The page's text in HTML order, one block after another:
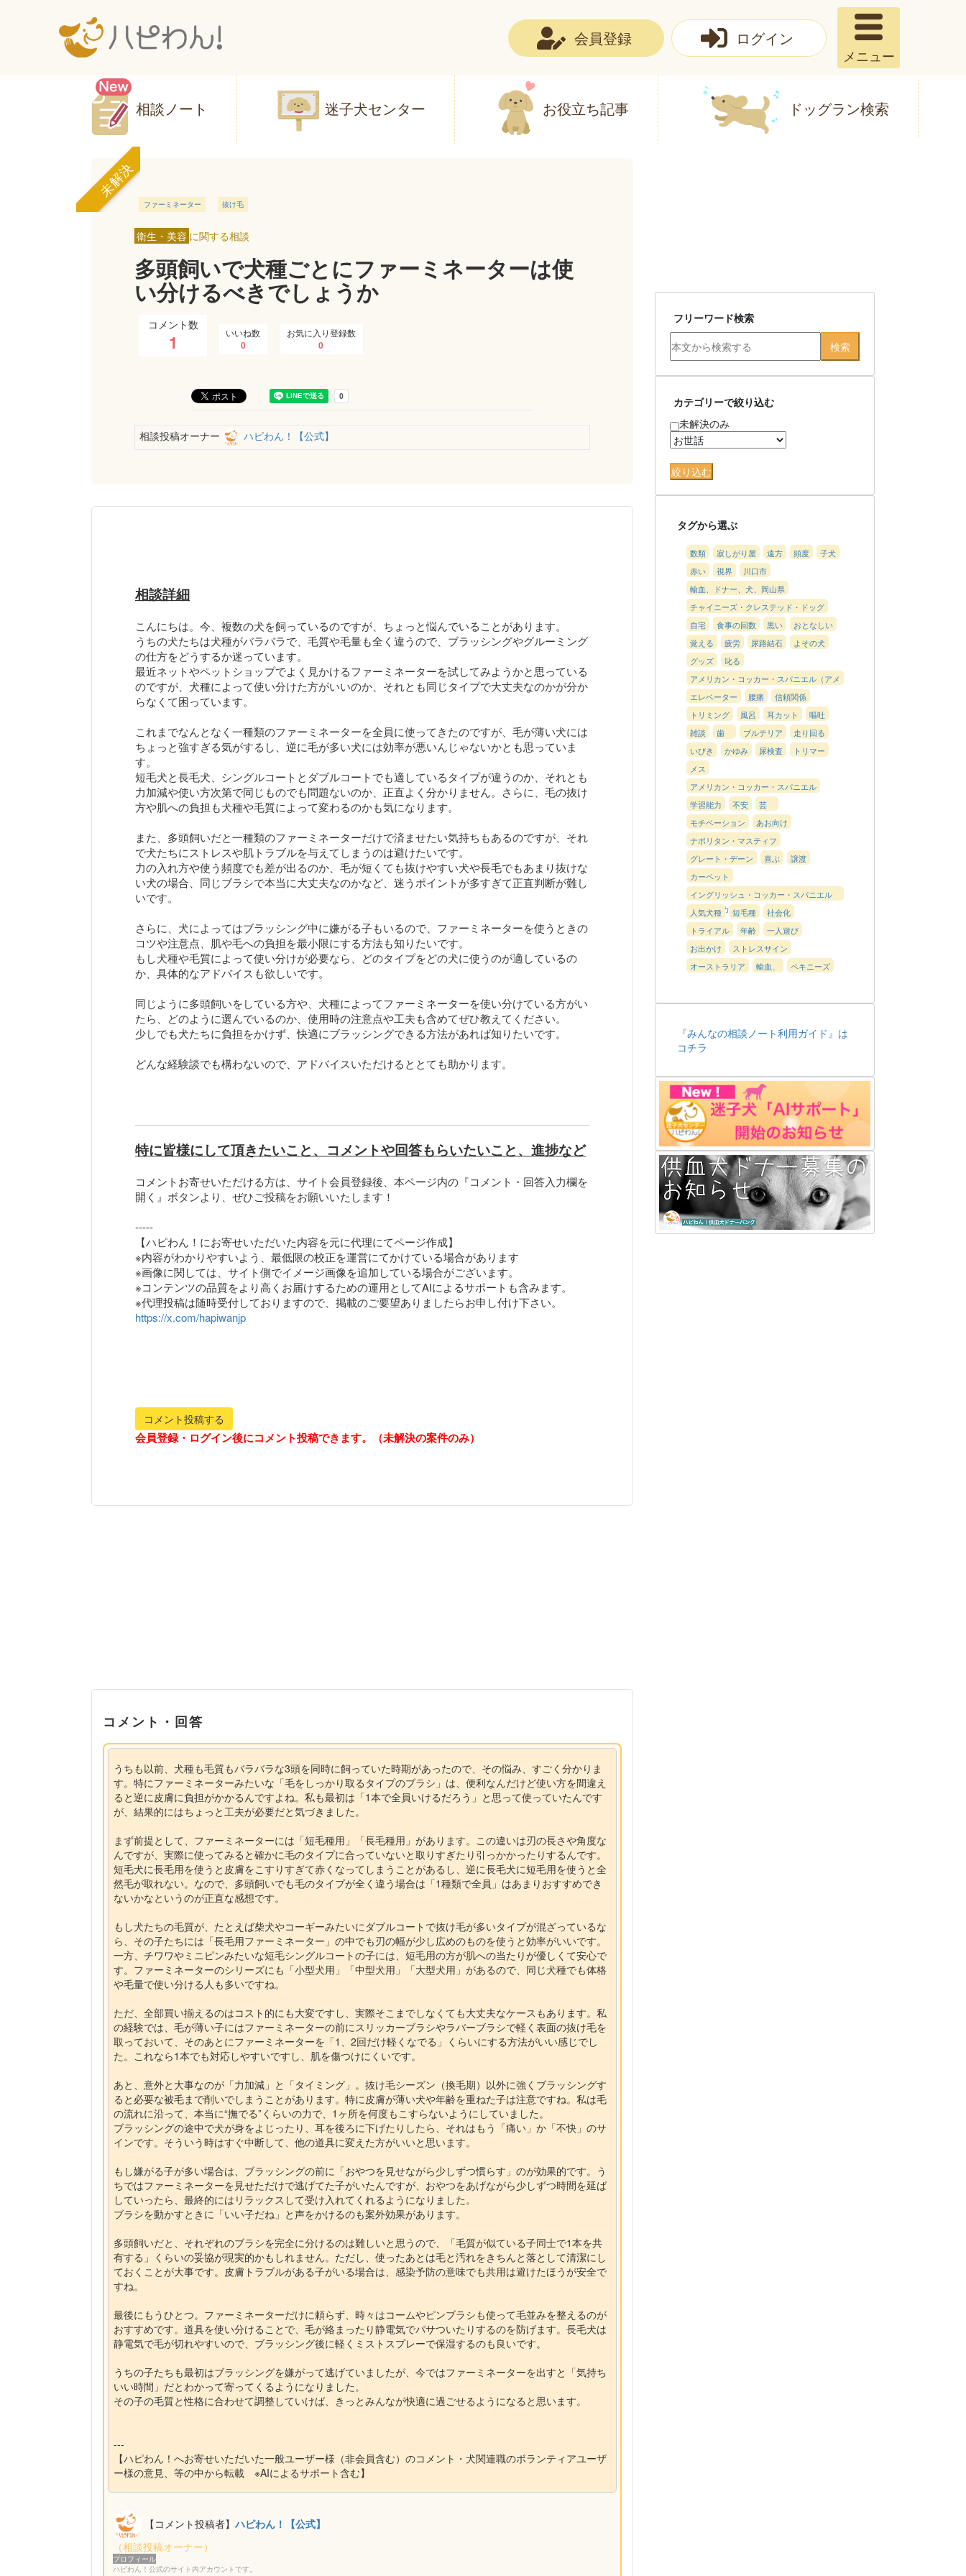
会員登録 ログイン
メニュー
相談ノート 迷子犬センター お役立ち記事 ドッグラン検索
未解決
ファーミネーター 抜け毛
衛生・美容 に関する相談
多頭飼いで犬種ごとにファーミネーターは使
い分けるべきでしょうか
コメント数
1 いいね数
0
お気に入り登録数
0
相談投稿オーナー ハピわん！【公式】
相談詳細
こんにちは。今、複数の犬を飼っているのですが、ちょっと悩んでいることがあります。
うちの犬たちは犬種がバラバラで、毛質や毛量も全く違うので、ブラッシングやグルーミング
の仕方をどうするか迷っています。
最近ネットやペットショップでよく見かけるファーミネーターを試してみようかと思っている
のですが、犬種によって使い分けた方がいいのか、それとも同じタイプで大丈夫なのかが分か
らなくて困っています。
これまでなんとなく一種類のファーミネーターを全員に使ってきたのですが、毛が薄い犬には
ちょっと強すぎる気がするし、逆に毛が多い犬には効率が悪いんじゃないかとも思っていま
す。
短毛犬と長毛犬、シングルコートとダブルコートでも適しているタイプが違うのか、それとも
力加減や使い方次第で同じものでも問題ないのか、正直よく分かりません。さらに、毛の抜け
方や肌への負担も犬種や毛質によって変わるのかも気になります。
また、多頭飼いだと一種類のファーミネーターだけで済ませたい気持ちもあるのですが、それ
で犬たちにストレスや肌トラブルを与えてしまうのは避けたいです。
力の入れ方や使う頻度でも差が出るのか、毛が短くても抜けやすい犬や長毛でもあまり抜けな
い犬の場合、同じブラシで本当に大丈夫なのかなど、迷うポイントが多すぎて正直判断が難し
いです。
さらに、犬によってはブラッシング中に嫌がる子もいるので、ファーミネーターを使うときの
コツや注意点、肌や毛への負担を最小限にする方法も知りたいです。
もし犬種や毛質によって使い分けが必要なら、どのタイプをどの犬に使うのが適しているの
か、具体的なアドバイスも欲しいです。
同じように多頭飼いをしている方や、犬種によってファーミネーターを使い分けている方がい
たら、どのように選んでいるのか、使用時の注意点や工夫も含めてぜひ教えてください。
少しでも犬たちに負担をかけず、快適にブラッシングできる方法があれば知りたいです。
どんな経験談でも構わないので、アドバイスいただけるととても助かります。
特に皆様にして頂きたいこと、コメントや回答もらいたいこと、進捗など
コメントお寄せいただける方は、サイト会員登録後、本ページ内の『コメント・回答入力欄を
開く』ボタンより、ぜひご投稿をお願いいたします！
-----
【ハピわん！にお寄せいただいた内容を元に代理にてページ作成】
※内容がわかりやすいよう、最低限の校正を運営にてかけている場合があります
※画像に関しては、サイト側でイメージ画像を追加している場合がございます。
※コンテンツの品質をより高くお届けするための運用としてAIによるサポートも含みます。
https://x.com/hapiwanjp
コメント投稿する
会員登録・ログイン後にコメント投稿できます。（未解決の案件のみ）
コメント・回答
うちも以前、犬種も毛質もバラバラな3頭を同時に飼っていた時期があったので、その悩み、すごく分かりま
す。特にファーミネーターみたいな「毛をしっかり取るタイプのブラシ」は、便利なんだけど使い方を間違え
ると逆に皮膚に負担がかかるんですよね。私も最初は「1本で全員いけるだろう」と思って使っていたんです
が、結果的にはちょっと工夫が必要だと気づきました。
まず前提として、ファーミネーターには「短毛種用」「長毛種用」があります。この違いは刃の長さや角度な
んですが、実際に使ってみると確かに毛のタイプに合っていないと取りすぎたり引っかかったりするんです。
短毛犬に長毛用を使うと皮膚をこすりすぎて赤くなってしまうことがあるし、逆に長毛犬に短毛用を使うと全
然毛が取れない。なので、多頭飼いでも毛のタイプが全く違う場合は「1種類で全員」はあまりおすすめでき
ないかなというのが正直な感想です。
もし犬たちの毛質が、たとえば柴犬やコーギーみたいにダブルコートで抜け毛が多いタイプが混ざっているな
ら、その子たちには「長毛用ファーミネーター」の中でも刃の幅が少し広めのものを使うと効率がいいです。
一方、チワワやミニピンみたいな短毛シングルコートの子には、短毛用の方が肌への当たりが優しくて安心で
す。ファーミネーターのシリーズにも「小型犬用」「中型犬用」「大型犬用」があるので、同じ犬種でも体格
や毛量で使い分ける人も多いですね。
ただ、全部買い揃えるのはコスト的にも大変ですし、実際そこまでしなくても大丈夫なケースもあります。私
の経験では、毛が薄い子にはファーミネーターの前にスリッカーブラシやラバーブラシで軽く表面の抜け毛を
取っておいて、そのあとにファーミネーターを「1、2回だけ軽くなでる」くらいにする方法がいい感じでし
た。これなら1本でも対応しやすいですし、肌を傷つけにくいです。
あと、意外と大事なのが「力加減」と「タイミング」。抜け毛シーズン（換毛期）以外に強くブラッシングす
ると必要な被毛まで削いでしまうことがあります。特に皮膚が薄い犬や年齢を重ねた子は注意ですね。私は毛
の流れに沿って、本当に“撫でる”くらいの力で、1ヶ所を何度もこすらないようにしていました。
ブラッシングの途中で犬が身をよじったり、耳を後ろに下げたりしたら、それはもう「痛い」か「不快」のサ
インです。そういう時はすぐ中断して、他の道具に変えた方がいいと思います。
もし嫌がる子が多い場合は、ブラッシングの前に「おやつを見せながら少しずつ慣らす」のが効果的です。う
ちではファーミネーターを見せただけで逃げてた子がいたんですが、おやつをあげながら少しずつ時間を延ば
していったら、最終的にはリラックスして受け入れてくれるようになりました。
ブラシを動かすときに「いい子だね」と声をかけるのも案外効果があります。
多頭飼いだと、それぞれのブラシを完全に分けるのは難しいと思うので、「毛質が似ている子同士で1本を共
有する」くらいの妥協が現実的かもしれません。ただし、使ったあとは毛と汚れをきちんと落として清潔にし
ておくことが大事です。皮膚トラブルがある子がいる場合は、感染予防の意味でも共用は避けたほうが安全で
すね。
最後にもうひとつ。ファーミネーターだけに頼らず、時々はコームやピンブラシも使って毛並みを整えるのが
おすすめです。道具を使い分けることで、毛が絡まったり静電気でパサついたりするのを防げます。長毛犬は
静電気で毛が切れやすいので、ブラッシング後に軽くミストスプレーで保湿するのも良いです。
うちの子たちも最初はブラッシングを嫌がって逃げていましたが、今ではファーミネーターを出すと「気持ち
いい時間」だとわかって寄ってくるようになりました。
その子の毛質と性格に合わせて調整していけば、きっとみんなが快適に過ごせるようになると思います。
---
【ハピわん！へお寄せいただいた一般ユーザー様（非会員含む）のコメント・犬関連職のボランティアユーザ
ー様の意見、等の中から転載 ※AIによるサポート含む】
【コメント投稿者】ハピわん！【公式】
（相談投稿オーナー）
プロフィール
ハピわん！公式のサイト内アカウントです。
フリーワード検索
カテゴリーで絞り込む
未解決のみ
タグから選ぶ
数類 寂しがり屋 遠方 頻度
子犬
赤い
視界
川口市
輸血、ドナー、犬、岡山県
チャイニーズ・クレステッド・ドッグ
自宅
食事の回数 黒い
おとなしい
覚える
疲労 尿路結石
よその犬
グッズ
叱る
アメリカン・コッカー・スパニエル（アメ
コカ）
エレベーター 腰痛
信頼関係
トリミング
風呂 耳カット
嘔吐
雑談
歯 ブルテリア
走り回る
いびき
かゆみ 尿検査
トリマー
メス
アメリカン・コッカー・スパニエル
学習能力
不安
芸
モチベーション
あお向け
ナポリタン・マスティフ
グレート・デーン
喜ぶ
譲渡
カーペット
イングリッシュ・コッカー・スパニエル
（インコカ）
人気犬種 短毛種
社会化
トライアル
年齢
一人遊び
お出かけ
ストレスサイン
オーストラリア
輸血、 ペキニーズ
『みんなの相談ノート利用ガイド』は
コチラ